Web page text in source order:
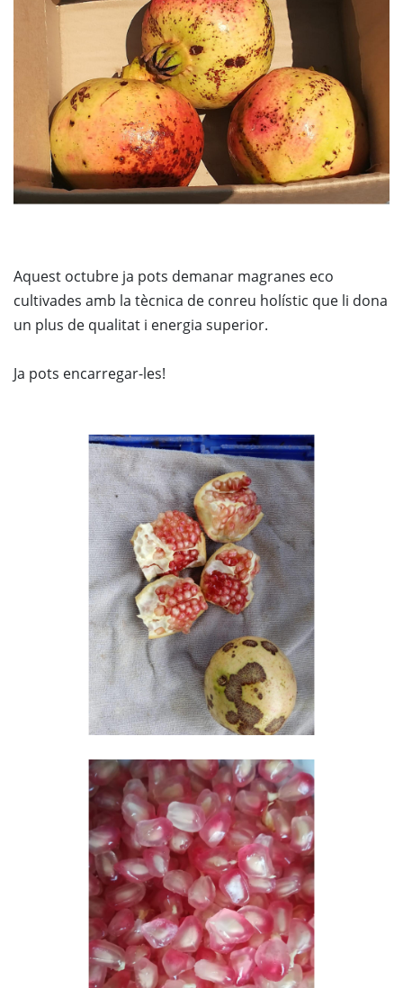
Aquest octubre ja pots demanar magranes eco
cultivades amb la tècnica de conreu holístic que li dona
un plus de qualitat i energia superior.
Ja pots encarregar-les!